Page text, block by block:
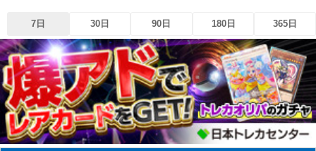
7日 30日 90日 180日 365日